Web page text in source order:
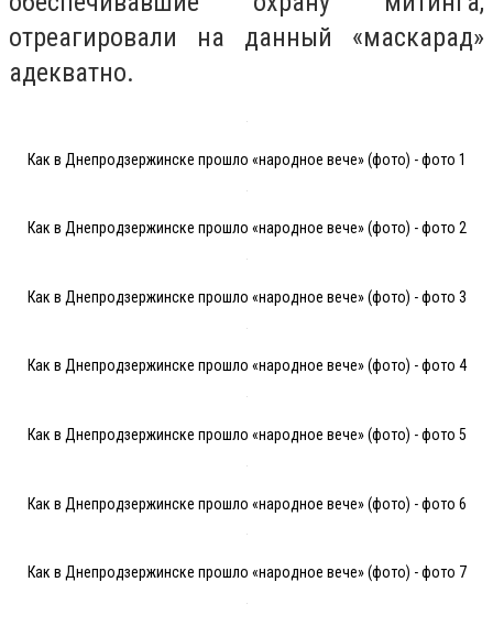
отреагировали на данный «маскарад»
адекватно.
Как в Днепродзержинске прошло «народное вече» (фото) - фото 1
Как в Днепродзержинске прошло «народное вече» (фото) - фото 2
Как в Днепродзержинске прошло «народное вече» (фото) - фото 3
Как в Днепродзержинске прошло «народное вече» (фото) - фото 4
Как в Днепродзержинске прошло «народное вече» (фото) - фото 5
Как в Днепродзержинске прошло «народное вече» (фото) - фото 6
Как в Днепродзержинске прошло «народное вече» (фото) - фото 7